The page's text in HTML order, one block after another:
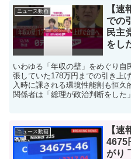
ニュース動画
【
での
民主
をし
いわゆる「年収の壁」をめぐり自
張していた178万円までの引き上
入時に課される環境性能割も恒久
関係者は「総理が政治判断をした
ニュース動画
【
4675
がり